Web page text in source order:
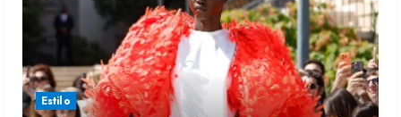
3
Projeto testa passaporte digital na
moda nacional
4 de agosto de 2026
Estilo